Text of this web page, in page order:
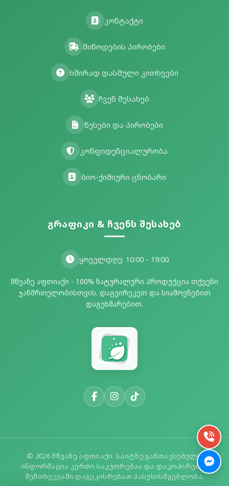
კონტაქტი
მიწოდების პირობები
ხშირად დასმული კითხვები
ჩვენ შესახებ
წესები და პირობები
კონფიდენციალურობა
ბიო-ქიმიური ცნობარი
გრაფიკი & ჩვენს შესახებ
ყოველდღე: 10:00 - 19:00
მწვანე აფთიაქი - 100% ნატურალური პროდუქცია თქვენი
ჯანმრთელობისთვის. დაგვირეკეთ და სიამოვნებით
დაგეხმარებით.
© 2026 მწვანე აფთიაქი. საიტზე განთავსებული
ინფორმაცია კერძო საკუთრებაა და დაკოპირების
შემთხვევაში დაგეკისრებათ პასუხისმგებლობა.